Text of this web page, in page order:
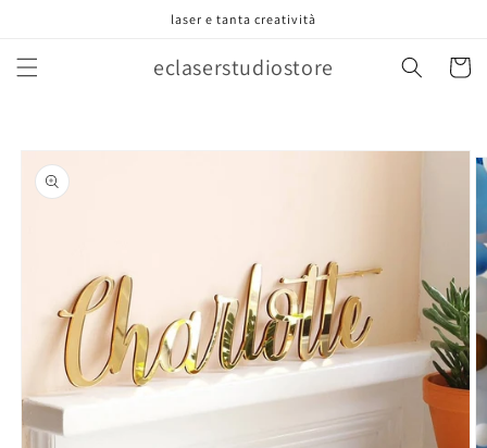
laser e tanta creatività
eclaserstudiostore Carrello
sul prodotto